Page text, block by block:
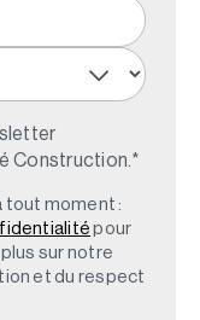
Construction. *
tout moment :
pour
sur notre
et du respect